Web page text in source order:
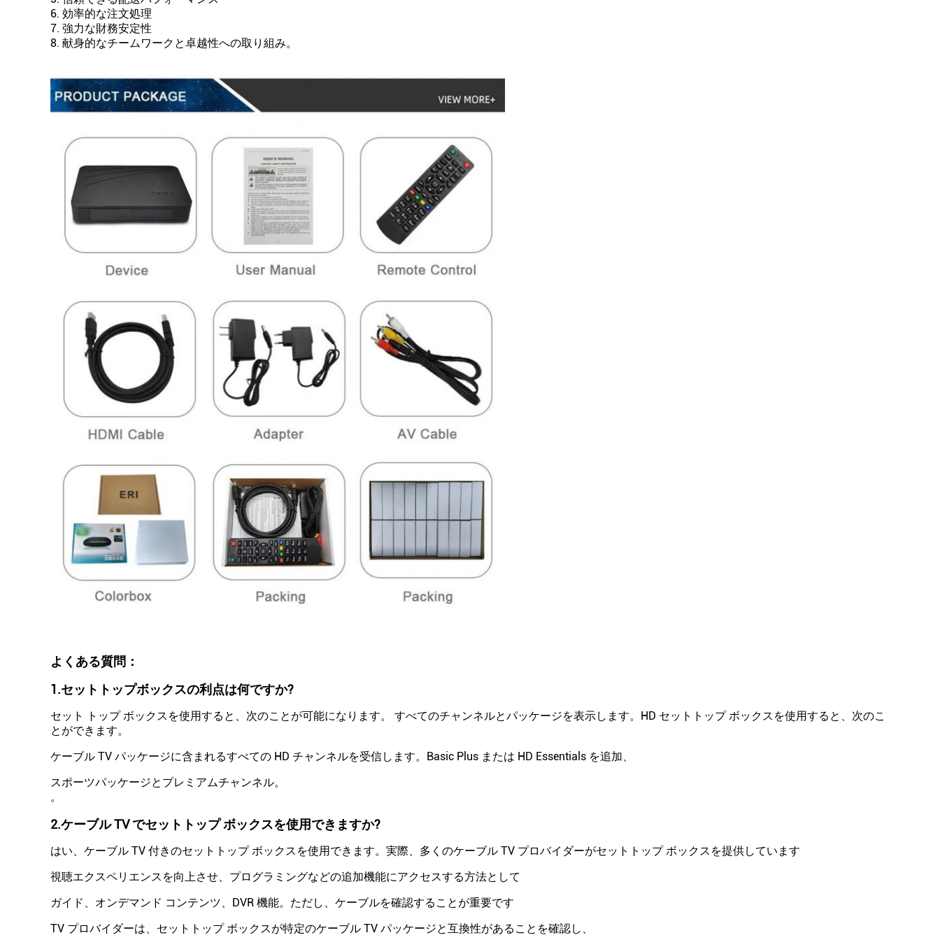
6. 効率的な注文処理
7. 強力な財務安定性
8. 献身的なチームワークと卓越性への取り組み。
よくある質問：
1.セットトップボックスの利点は何ですか?
セット トップ ボックスを使用すると、次のことが可能になります。 すべてのチャンネルとパッケージを表示します。HD セットトップ ボックスを使用すると、次のこ
とができます。
ケーブル TV パッケージに含まれるすべての HD チャンネルを受信します。Basic Plus または HD Essentials を追加、
スポーツパッケージとプレミアムチャンネル。
。
2.ケーブル TV でセットトップ ボックスを使用できますか?
はい、ケーブル TV 付きのセットトップ ボックスを使用できます。実際、多くのケーブル TV プロバイダーがセットトップ ボックスを提供しています
視聴エクスペリエンスを向上させ、プログラミングなどの追加機能にアクセスする方法として
ガイド、オンデマンド コンテンツ、DVR 機能。ただし、ケーブルを確認することが重要です
TV プロバイダーは、セットトップ ボックスが特定のケーブル TV パッケージと互換性があることを確認し、